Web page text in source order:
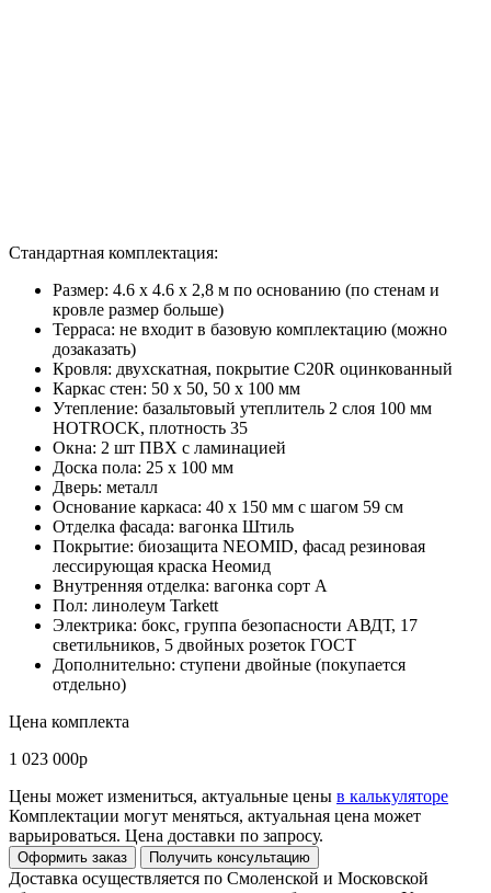
Стандартная комплектация:
Размер: 4.6 х 4.6 х 2,8 м по основанию (по стенам и
кровле размер больше)
Терраса: не входит в базовую комплектацию (можно
дозаказать)
Кровля: двухскатная, покрытие С20R оцинкованный
Каркас стен: 50 х 50, 50 х 100 мм
Утепление: базальтовый утеплитель 2 слоя 100 мм
HOTROCK, плотность 35
Окна: 2 шт ПВХ с ламинацией
Доска пола: 25 х 100 мм
Дверь: металл
Основание каркаса: 40 х 150 мм с шагом 59 см
Отделка фасада: вагонка Штиль
Покрытие: биозащита NEOMID, фасад резиновая
лессирующая краска Неомид
Внутренняя отделка: вагонка сорт А
Пол: линолеум Tarkett
Электрика: бокс, группа безопасности АВДТ, 17
светильников, 5 двойных розеток ГОСТ
Дополнительно: ступени двойные (покупается
отдельно)
Цена комплекта
1 023 000р
Цены может измениться, актуальные цены в калькуляторе
Комплектации могут меняться, актуальная цена может
варьироваться. Цена доставки по запросу.
Доставка осуществляется по Смоленской и Московской